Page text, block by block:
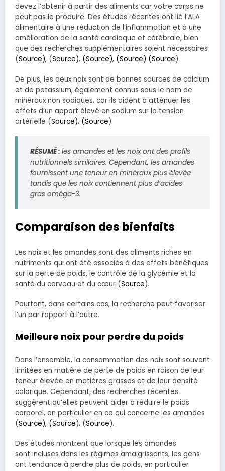
devez l’obtenir à partir des aliments car votre corps ne
peut pas le produire. Des études récentes ont lié l’ALA
alimentaire à une réduction de l’inflammation et à une
amélioration de la santé cardiaque et cérébrale, bien
que des recherches supplémentaires soient nécessaires
(Source), (Source), (Source), (Source) (Source).
De plus, les deux noix sont de bonnes sources de calcium
et de potassium, également connus sous le nom de
minéraux non sodiques, car ils aident à atténuer les
effets d’un apport élevé en sodium sur la tension
artérielle (Source), (Source).
RÉSUMÉ : les amandes et les noix ont des profils
nutritionnels similaires. Cependant, les amandes
fournissent une teneur en minéraux plus élevée
tandis que les noix contiennent plus d’acides
gras oméga-3.
Comparaison des bienfaits
Les noix et les amandes sont des aliments riches en
nutriments qui ont été associés à des effets bénéfiques
sur la perte de poids, le contrôle de la glycémie et la
santé du cerveau et du cœur (Source).
Pourtant, dans certains cas, la recherche peut favoriser
l’un par rapport à l’autre.
Meilleure noix pour perdre du poids
Dans l’ensemble, la consommation des noix sont souvent
limitées en matière de perte de poids en raison de leur
teneur élevée en matières grasses et de leur densité
calorique. Cependant, des recherches récentes
suggèrent qu’elles peuvent aider à réduire le poids
corporel, en particulier en ce qui concerne les amandes
(Source), (Source), (Source).
Des études montrent que lorsque les amandes
sont incluses dans les régimes amaigrissants, les gens
ont tendance à perdre plus de poids, en particulier